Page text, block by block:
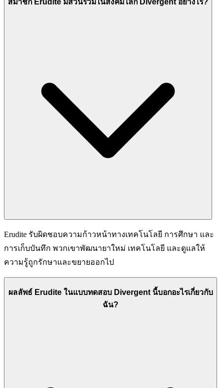
สมาชิก Erudite มีส่วนร่วมในสังคมโลก Divergent อย่างไร?
Erudite รับผิดชอบความก้าวหน้าทางเทคโนโลยี การศึกษา และ
การเก็บบันทึก พวกเขาพัฒนายาใหม่ เทคโนโลยี และดูแลให้
ความรู้ถูกรักษาและขยายออกไป
ผลลัพธ์ Erudite ในแบบทดสอบ Divergent นี้บอกอะไรเกี่ยวกับ
ฉัน?